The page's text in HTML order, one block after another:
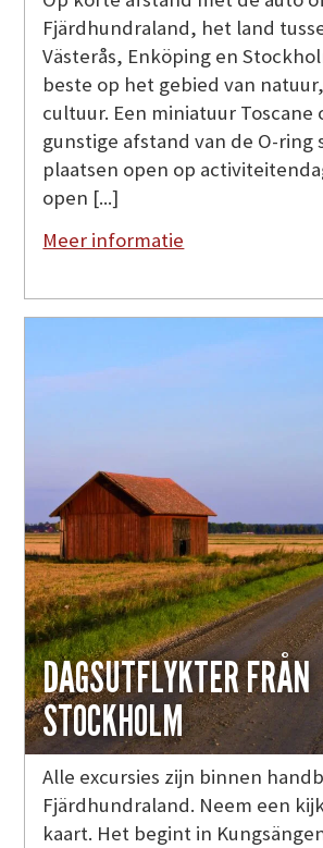
Fjärdhundraland, het land
Västerås, Enköping en
beste op het gebied van
cultuur. Een miniatuur Toscane
gunstige afstand van de O-ring
plaatsen open op
open [...]
Meer informatie
DAGSUTFLYKTER FRÅN
STOCKHOLM
Alle excursies zijn binnen
Fjärdhundraland. Neem een
kaart. Het begint in